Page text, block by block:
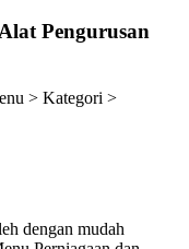
Pengurusan
> Kategori >
dengan mudah